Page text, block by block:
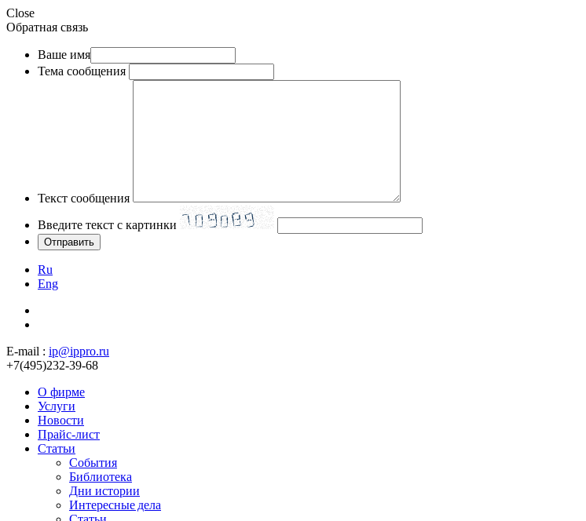
Close
Обратная связь
Ваше имя
Тема сообщения
Текст сообщения
Введите текст с картинки
Ru
Eng
E-mail : ip@ippro.ru
+7(495)232-39-68
О фирме
Услуги
Новости
Прайс-лист
Статьи
События
Библиотека
Дни истории
Интересные дела